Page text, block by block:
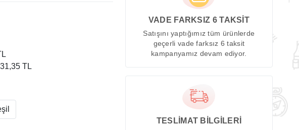
TL
VADE FARKSIZ 6 TAKSİT
Satışını yaptığımız tüm ürünlerde
geçerli vade farksız 6 taksit
kampanyamız devam ediyor.
TESLİMAT BİLGİLERİ